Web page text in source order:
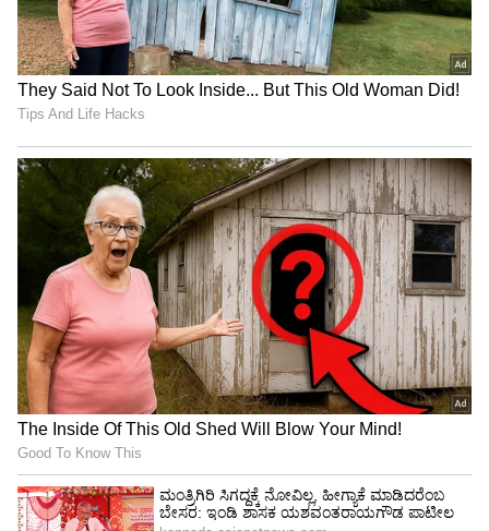
ಟ್ರಂಪ್ ಐತಿಹಾಸಿಕ ಒಪ್ಪಂದ | India US
Trade Deal | Party Rounds